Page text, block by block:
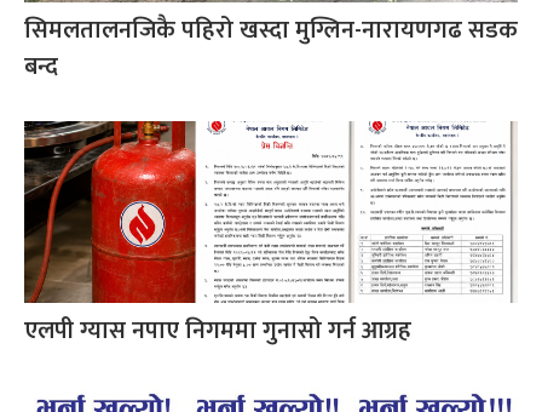
सिमलतालनजिकै पहिरो खस्दा मुग्लिन-नारायणगढ सडक
बन्द
एलपी ग्यास नपाए निगममा गुनासो गर्न आग्रह